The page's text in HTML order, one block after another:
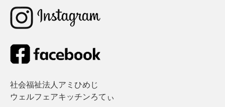
社会福祉法人アミひめじ
ウェルフェアキッチンろてぃ